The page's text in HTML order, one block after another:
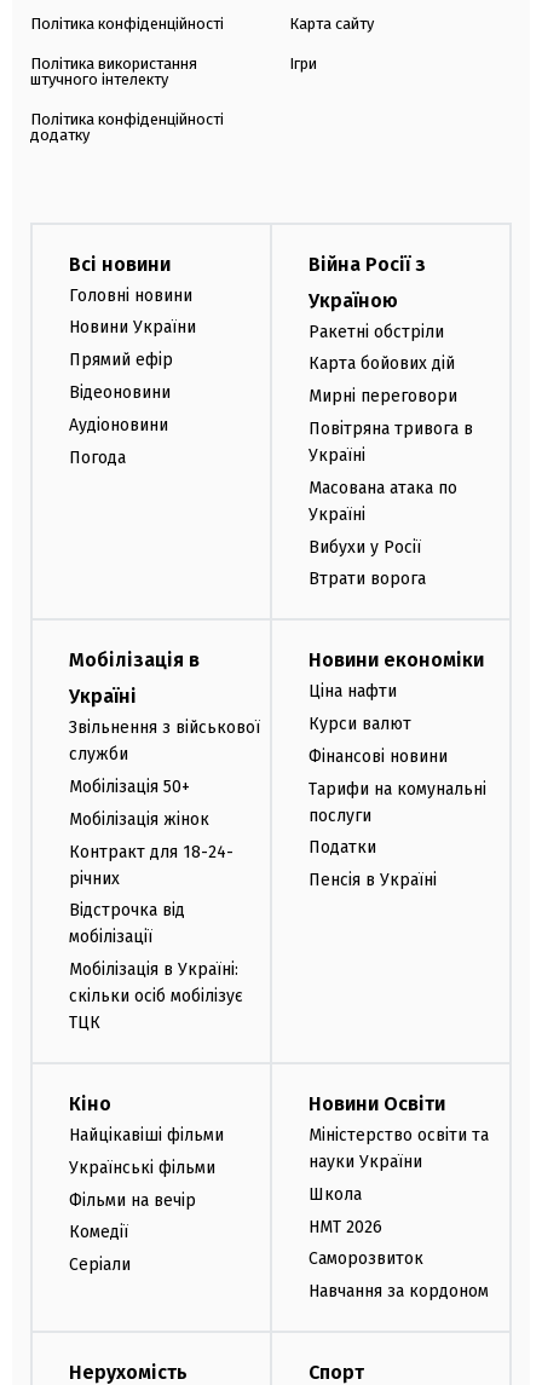
Політика конфіденційності
Політика використання
штучного інтелекту
Політика конфіденційності
додатку
Карта сайту
Ігри
Всі новини
Головні новини
Новини України
Прямий ефір
Відеоновини
Аудіоновини
Погода
Війна Росії з
Україною
Ракетні обстріли
Карта бойових дій
Мирні переговори
Повітряна тривога в
Україні
Масована атака по
Україні
Вибухи у Росії
Втрати ворога
Мобілізація в
Україні
Звільнення з військової
служби
Мобілізація 50+
Мобілізація жінок
Контракт для 18-24-
річних
Відстрочка від
мобілізації
Мобілізація в Україні:
скільки осіб мобілізує
ТЦК
Новини економіки
Ціна нафти
Курси валют
Фінансові новини
Тарифи на комунальні
послуги
Податки
Пенсія в Україні
Кіно
Найцікавіші фільми
Українські фільми
Фільми на вечір
Комедії
Серіали
Новини Освіти
Міністерство освіти та
науки України
Школа
НМТ 2026
Саморозвиток
Навчання за кордоном
Нерухомість Спорт